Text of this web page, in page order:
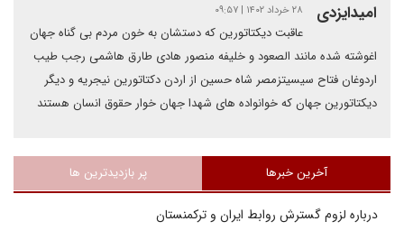
امیدایزدی ۲۸ خرداد ۱۴۰۲ | ۰۹:۵۷
عاقبت دیکتاتورین که دستشان به خون مردم بی گناه جهان
اغوشته شده مانند الصعود و خلیفه منصور هادی طارق هاشمی رجب طیب
اردوغان فتاح سیسیتزمصر شاه حسین از اردن دکتاتورین نیجریه و دیگر
دیکتاتورین جهان که خوانواده های شهدا جهان خوار حقوق انسان هستند
آخرین خبرها پر بازدیدترین ها
درباره لزوم گسترش روابط ایران و ترکمنستان